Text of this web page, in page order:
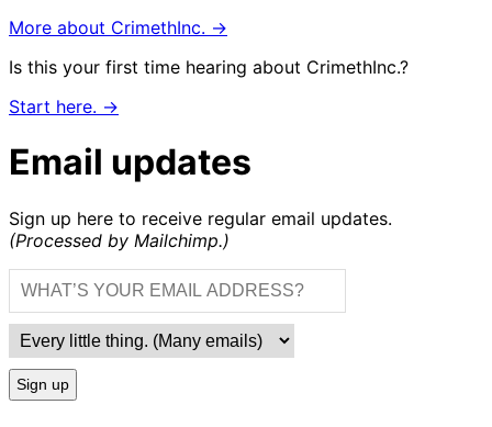
More about CrimethInc. →
Is this your first time hearing about CrimethInc.?
Start here. →
Email updates
Sign up here to receive regular email updates.
(Processed by Mailchimp.)
Sign up